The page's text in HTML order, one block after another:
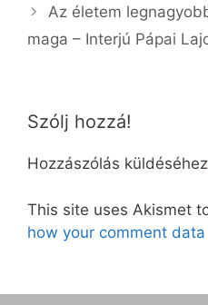
Az életem
maga – Interjú Pápai
Szólj hozzá!
Hozzászólás küldéséhez
This site uses Akismet
how your comment